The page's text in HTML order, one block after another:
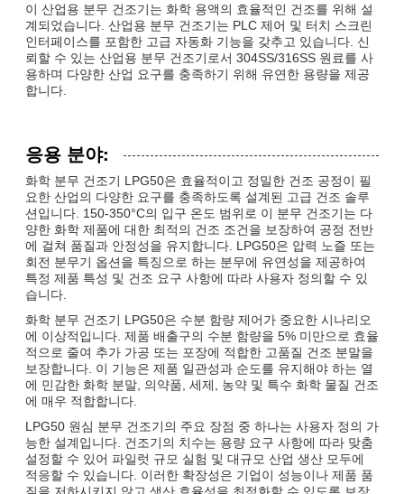
이 산업용 분무 건조기는 화학 용액의 효율적인 건조를 위해 설
계되었습니다. 산업용 분무 건조기는 PLC 제어 및 터치 스크린
인터페이스를 포함한 고급 자동화 기능을 갖추고 있습니다. 신
뢰할 수 있는 산업용 분무 건조기로서 304SS/316SS 원료를 사
용하며 다양한 산업 요구를 충족하기 위해 유연한 용량을 제공
합니다.
응용 분야:
화학 분무 건조기 LPG50은 효율적이고 정밀한 건조 공정이 필
요한 산업의 다양한 요구를 충족하도록 설계된 고급 건조 솔루
션입니다. 150-350°C의 입구 온도 범위로 이 분무 건조기는 다
양한 화학 제품에 대한 최적의 건조 조건을 보장하여 공정 전반
에 걸쳐 품질과 안정성을 유지합니다. LPG50은 압력 노즐 또는
회전 분무기 옵션을 특징으로 하는 분무에 유연성을 제공하여
특정 제품 특성 및 건조 요구 사항에 따라 사용자 정의할 수 있
습니다.
화학 분무 건조기 LPG50은 수분 함량 제어가 중요한 시나리오
에 이상적입니다. 제품 배출구의 수분 함량을 5% 미만으로 효율
적으로 줄여 추가 가공 또는 포장에 적합한 고품질 건조 분말을
보장합니다. 이 기능은 제품 일관성과 순도를 유지해야 하는 열
에 민감한 화학 분말, 의약품, 세제, 농약 및 특수 화학 물질 건조
에 매우 적합합니다.
LPG50 원심 분무 건조기의 주요 장점 중 하나는 사용자 정의 가
능한 설계입니다. 건조기의 치수는 용량 요구 사항에 따라 맞춤
설정할 수 있어 파일럿 규모 실험 및 대규모 산업 생산 모두에
적응할 수 있습니다. 이러한 확장성은 기업이 성능이나 제품 품